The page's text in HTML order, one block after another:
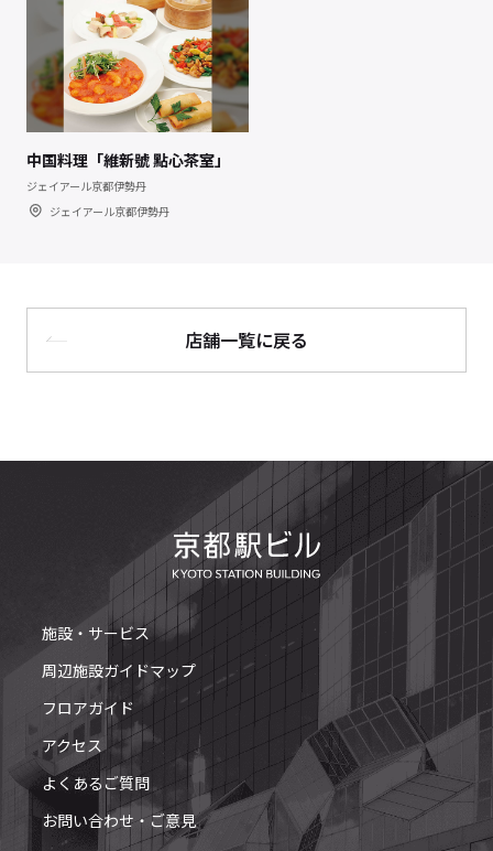
中国料理「維新號 點心茶室」
ジェイアール京都伊勢丹
ジェイアール京都伊勢丹
店舗一覧に戻る
施設・サービス
周辺施設ガイドマップ
フロアガイド
アクセス
よくあるご質問
お問い合わせ・ご意見